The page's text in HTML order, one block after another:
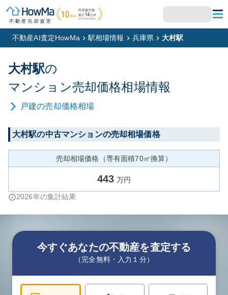
不動産AI査定HowMa 駅相場情報 兵庫県 大村駅
大村駅の
マンション売却価格相場情報
戸建の売却価格相場
大村駅の中古マンションの売却相場価格
売却相場価格（専有面積70㎡換算）
443 万円
2026年の集計結果
今すぐあなたの不動産を査定する
（完全無料・入力１分）